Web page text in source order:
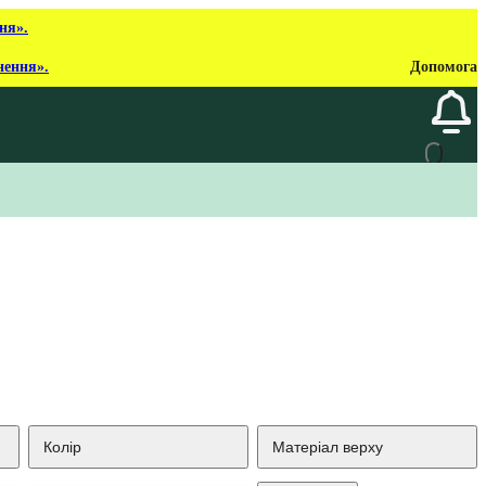
Допомога
Колір Матеріал верху